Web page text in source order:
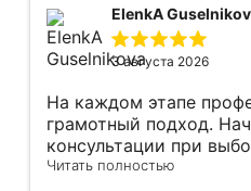
мусор убирает после
ElenkA
3 августа 2026
На каждом этапе
грамотный подход.
консультации при
оперативным замером,
Читать полностью